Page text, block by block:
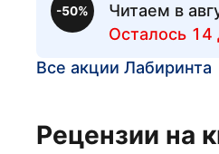
-50%
Читаем в
Осталось 14
Все акции Лабиринта
Рецензии на